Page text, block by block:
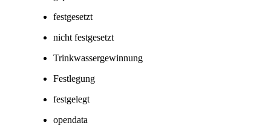
festgesetzt
nicht festgesetzt
Trinkwassergewinnung
Festlegung
festgelegt
opendata